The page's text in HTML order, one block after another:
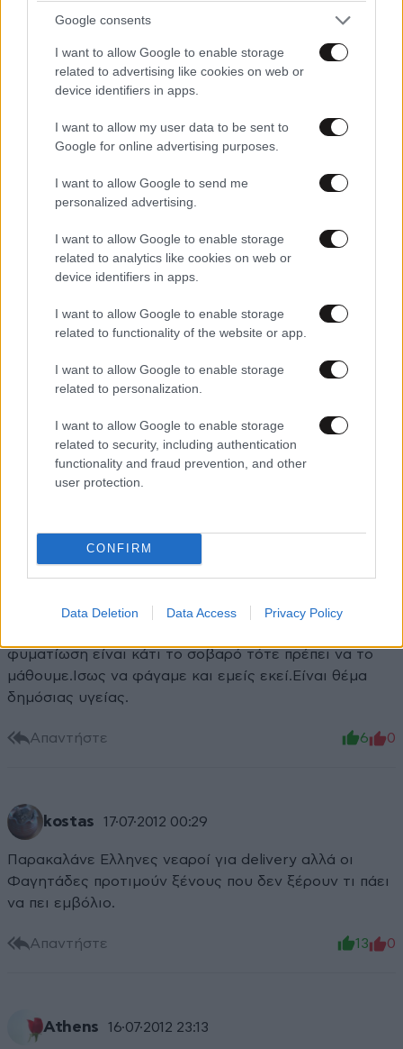
Google consents
I want to allow Google to enable storage
related to advertising like cookies on web or
device identifiers in apps.
I want to allow my user data to be sent to
Google for online advertising purposes.
I want to allow Google to send me
personalized advertising.
I want to allow Google to enable storage
related to analytics like cookies on web or
device identifiers in apps.
I want to allow Google to enable storage
related to functionality of the website or app.
I want to allow Google to enable storage
related to personalization.
I want to allow Google to enable storage
related to security, including authentication
functionality and fraud prevention, and other
user protection.
CONFIRM
Data Deletion Data Access Privacy Policy
ROBOCOP 17·07·2012 09:56
γεμίσαμε φοβερές αρρώστιες στη χωρα
μας ειναι η λαθρομετανάστευση!Πρεπει
λοιπόν να την σταματήσουμε άμεσα!
Δικαίωμα στη ζωή έχουμε όλοι.Δεν πρέπει να μας το
φυματίωση είναι κάτι το σοβαρό τότε πρέπει να το
μάθουμε.Ισως να φάγαμε και εμείς εκεί.Είναι θέμα
δημόσιας υγείας.
Απαντήστε 6 0
kostas 17·07·2012 00:29
Παρακαλάνε Ελληνες νεαροί για delivery αλλά οι
Φαγητάδες προτιμούν ξένους που δεν ξέρουν τι πάει
να πει εμβόλιο.
Απαντήστε 13 0
Athens 16·07·2012 23:13